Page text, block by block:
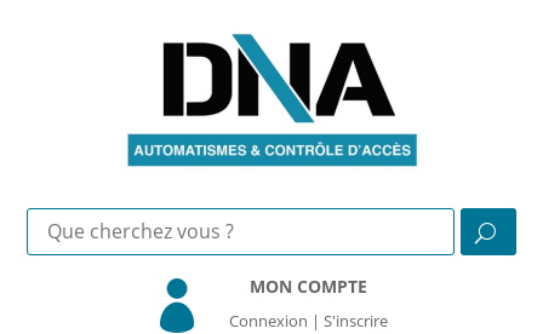
 MON COMPTE
Connexion | S'inscrire